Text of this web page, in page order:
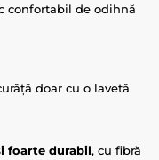
confortabil de odihnă
doar cu o lavetă
foarte durabil, cu fibră